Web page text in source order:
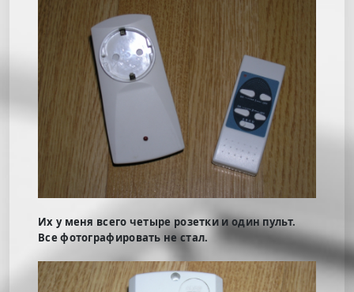
Их у меня всего четыре розетки и один пульт.
Все фотографировать не стал.